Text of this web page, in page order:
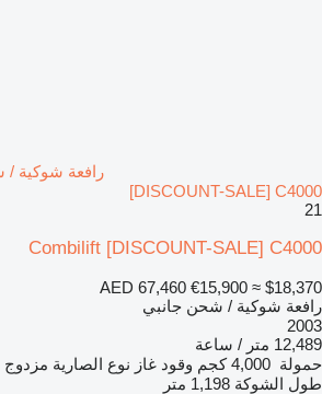
[DISCOUNT-SALE] C4000
21
Combilift [DISCOUNT-SALE] C4000
AED 67,460 €15,900 ≈ $18,370
رافعة شوكية / شحن جانبي
2003
12,489 متر / ساعة
حمولة 4,000 كجم وقود غاز نوع الصارية مزدوج
طول الشوكة 1,198 متر